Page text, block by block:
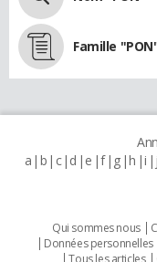
Famille
a b c d e f g h i j
Qui sommes nous
Données personnelles
Tous les articles